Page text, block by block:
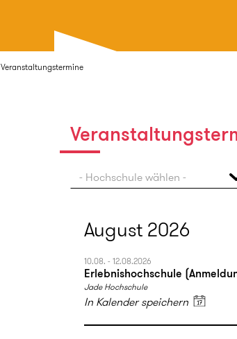
Veranstaltungstermine
- Hochschule wählen -
August 2026
10.08. - 12.08.2026
Erlebnishochschule
Jade Hochschule
In Kalender speichern